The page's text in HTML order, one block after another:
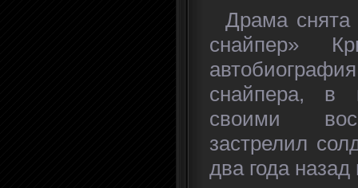
Драма снята
снайпер»
снайпера, в
своими
застрелил
два года